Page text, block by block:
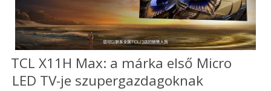
TCL X11H Max: a márka első Micro
LED TV-je szupergazdagoknak